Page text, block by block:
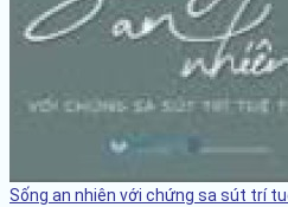
Sống an nhiên với chứng sa sút trí